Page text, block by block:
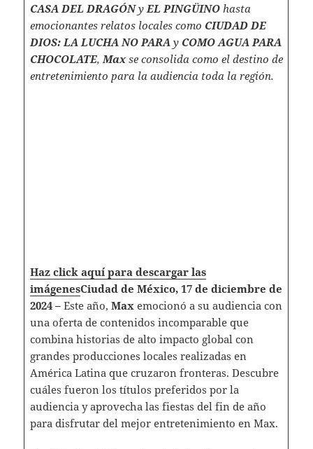
CASA DEL DRAGÓNy EL PINGÜINO hasta
emocionantes relatos locales como CIUDAD DE
DIOS: LA LUCHA NO PARA yCOMO AGUA PARA
CHOCOLATE, Maxse consolida como el destino de
entretenimiento para la audiencia toda la región.
Haz click aquí para descargar las
imágenesCiudad de México, 17 de diciembre de
2024 –Este año, Max emocionó a su audiencia con
una oferta de contenidos incomparable que
combina historias de alto impacto global con
grandes producciones locales realizadas en
América Latina que cruzaron fronteras. Descubre
cuáles fueron los títulos preferidos por la
audiencia y aprovecha las fiestas del fin de año
para disfrutar del mejor entretenimiento en Max.